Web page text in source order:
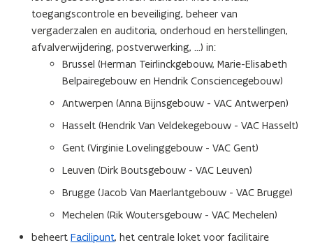
toegangscontrole en beveiliging, beheer van
vergaderzalen en auditoria, onderhoud en herstellingen,
afvalverwijdering, postverwerking, ...) in:
Brussel (Herman Teirlinckgebouw, Marie-Elisabeth
Belpairegebouw en Hendrik Consciencegebouw)
Antwerpen (Anna Bijnsgebouw - VAC Antwerpen)
Hasselt (Hendrik Van Veldekegebouw - VAC Hasselt)
Gent (Virginie Lovelinggebouw - VAC Gent)
Leuven (Dirk Boutsgebouw - VAC Leuven)
Brugge (Jacob Van Maerlantgebouw - VAC Brugge)
Mechelen (Rik Woutersgebouw - VAC Mechelen)
beheert Facilipunt, het centrale loket voor facilitaire